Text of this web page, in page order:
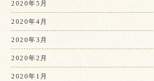
2020年5月
2020年4月
2020年3月
2020年2月
2020年1月